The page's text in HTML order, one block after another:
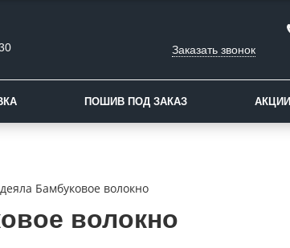
Заказать звонок
ПОШИВ ПОД ЗАКАЗ АКЦИИ
Бамбуковое волокно
волокно